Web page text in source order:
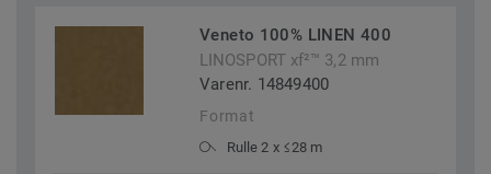
Veneto 100% LINEN 400
LINOSPORT xf²™ 3,2 mm
Varenr. 14849400
Format
Rulle 2 x ≤28 m